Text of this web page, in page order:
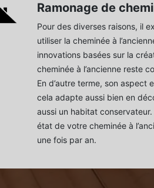
Ramonage de
Pour des diverses raisons, il
utiliser la cheminée à
innovations basées sur la
cheminée à l’ancienne reste
En d’autre terme, son aspect
cela adapte aussi bien en
aussi un habitat
état de votre cheminée à
une fois par an.